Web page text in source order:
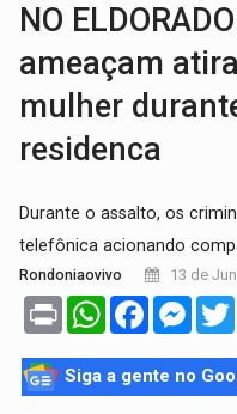
NO
ameaçam
mulher
residenca
Durante o assalto, os
telefônica acionando
Rondoniaovivo 13 de
Print WhatsAppFacebook
Siga a gente no